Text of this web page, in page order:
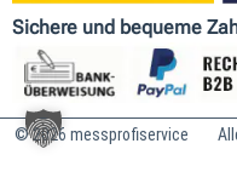
Sichere und bequeme
© 2026 messprofiservice